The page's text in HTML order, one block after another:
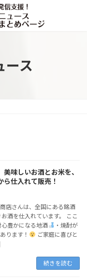
ース
味しいお酒とお米を、
ら仕入れて販売！
店さんは、全国にある銘酒
酒を仕入れています。 ここ
豊かになる地酒
・焼酎が
ります！
ご家庭に喜びと
続きを読む